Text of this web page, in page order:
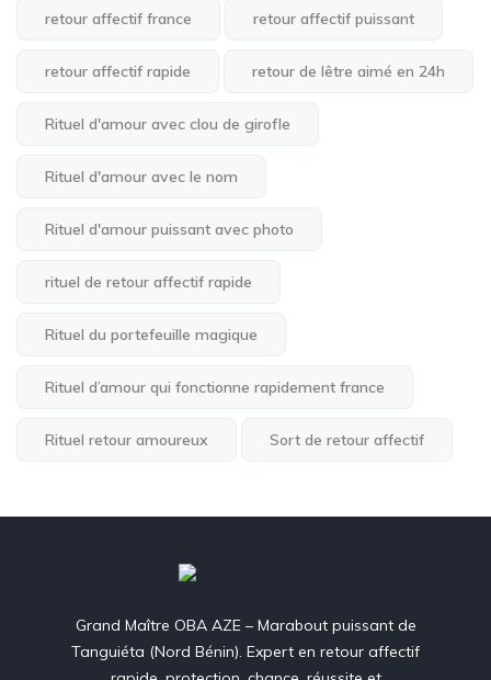
retour affectif france retour affectif puissant
retour affectif rapide retour de lêtre aimé en 24h
Rituel d'amour avec clou de girofle
Rituel d'amour avec le nom
Rituel d'amour puissant avec photo
rituel de retour affectif rapide
Rituel du portefeuille magique
Rituel d’amour qui fonctionne rapidement france
Rituel retour amoureux Sort de retour affectif
Grand Maître OBA AZE – Marabout puissant de
Tanguiéta (Nord Bénin). Expert en retour affectif